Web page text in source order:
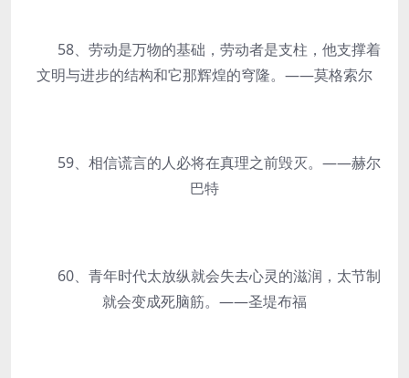
58、劳动是万物的基础，劳动者是支柱，他支撑着
文明与进步的结构和它那辉煌的穹隆。——莫格索尔
59、相信谎言的人必将在真理之前毁灭。——赫尔
巴特
60、青年时代太放纵就会失去心灵的滋润，太节制
就会变成死脑筋。——圣堤布福